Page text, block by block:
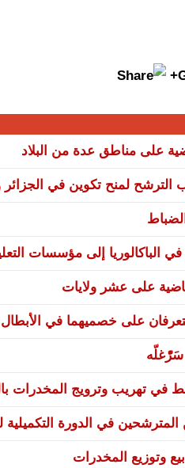
الترشح لمنح تكوين في
الباكالوريا إلى مؤسسات
على خصميهما في الأبطال
في تهريب وترويج المخدرات
في الدورة التكميلية
وتوزيع المخدرات